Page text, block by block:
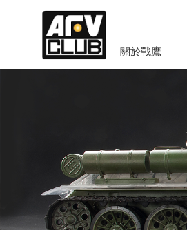
關於戰鷹